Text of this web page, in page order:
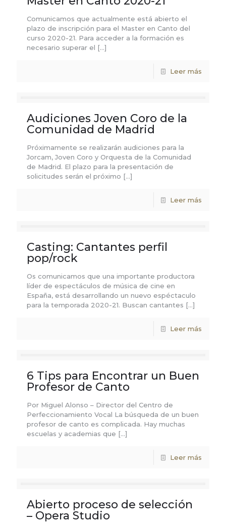
Comunicamos que actualmente está abierto el
plazo de inscripción para el Master en Canto del
curso 2020-21. Para acceder a la formación es
necesario superar el […]
Leer más
Audiciones Joven Coro de la
Comunidad de Madrid
Próximamente se realizarán audiciones para la
Jorcam, Joven Coro y Orquesta de la Comunidad
de Madrid. El plazo para la presentación de
solicitudes serán el próximo […]
Leer más
Casting: Cantantes perfil
pop/rock
Os comunicamos que una importante productora
líder de espectáculos de música de cine en
España, está desarrollando un nuevo espéctaculo
para la temporada 2020-21. Buscan cantantes […]
Leer más
6 Tips para Encontrar un Buen
Profesor de Canto
Por Miguel Alonso – Director del Centro de
Perfeccionamiento Vocal La búsqueda de un buen
profesor de canto es complicada. Hay muchas
escuelas y academias que […]
Leer más
Abierto proceso de selección
– Opera Studio